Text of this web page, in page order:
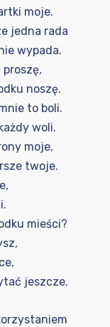
moje.
jedna rada
wypada.
noszę.
to boli.
woli.
moje,
twoje.
mieści?
jeszcze.